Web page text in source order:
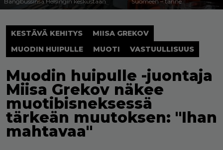
KESTÄVÄ KEHITYS
MIISA GREKOV
MUODIN HUIPULLE
MUOTI VASTUULLISUUS
Muodin huipulle -juontaja
Miisa Grekov näkee
muotibisneksessä
tärkeän muutoksen: "Ihan
mahtavaa"